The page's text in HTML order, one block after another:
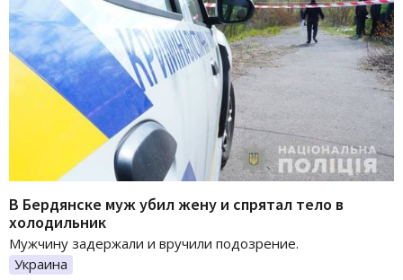
В Бердянске муж убил жену и спрятал тело в
холодильник
Мужчину задержали и вручили подозрение.
Украина